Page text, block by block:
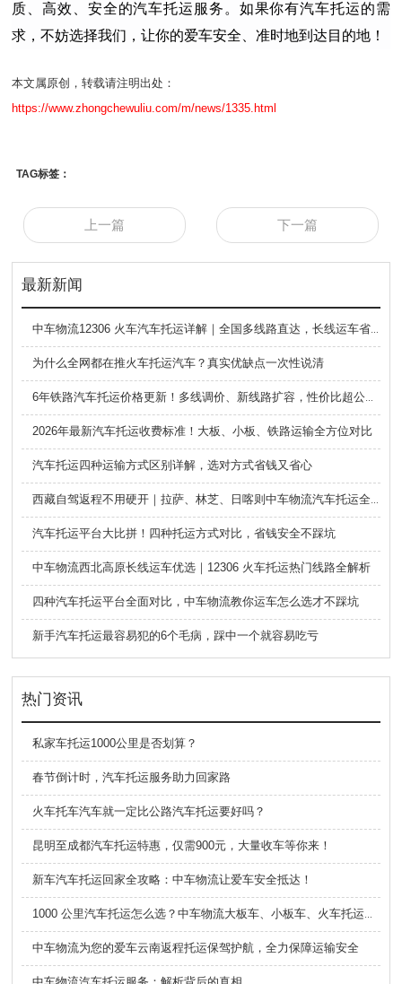
质、高效、安全的汽车托运服务。如果你有汽车托运的需
求，不妨选择我们，让你的爱车安全、准时地到达目的地！
本文属原创，转载请注明出处：
https://www.zhongchewuliu.com/m/news/1335.html
TAG标签：
上一篇 下一篇
最新新闻
中车物流12306 火车汽车托运详解｜全国多线路直达，长线运车省心方案
为什么全网都在推火车托运汽车？真实优缺点一次性说清
6年铁路汽车托运价格更新！多线调价、新线路扩容，性价比超公路大板车
2026年最新汽车托运收费标准！大板、小板、铁路运输全方位对比
汽车托运四种运输方式区别详解，选对方式省钱又省心
西藏自驾返程不用硬开｜拉萨、林芝、日喀则中车物流汽车托运全指南
汽车托运平台大比拼！四种托运方式对比，省钱安全不踩坑
中车物流西北高原长线运车优选｜12306 火车托运热门线路全解析
四种汽车托运平台全面对比，中车物流教你运车怎么选才不踩坑
新手汽车托运最容易犯的6个毛病，踩中一个就容易吃亏
热门资讯
私家车托运1000公里是否划算？
春节倒计时，汽车托运服务助力回家路
火车托车汽车就一定比公路汽车托运要好吗？
昆明至成都汽车托运特惠，仅需900元，大量收车等你来！
新车汽车托运回家全攻略：中车物流让爱车安全抵达！
1000 公里汽车托运怎么选？中车物流大板车、小板车、火车托运全对比
中车物流为您的爱车云南返程托运保驾护航，全力保障运输安全